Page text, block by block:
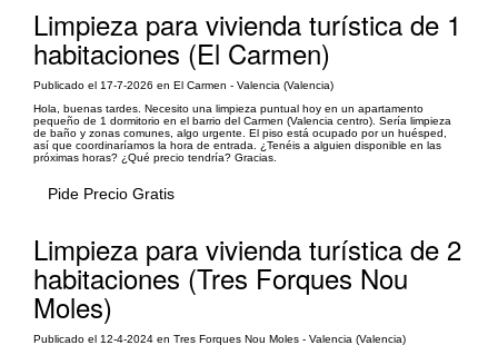
Limpieza para vivienda turística de 1
habitaciones (El Carmen)
Publicado el 17-7-2026 en El Carmen - Valencia (Valencia)
Hola, buenas tardes. Necesito una limpieza puntual hoy en un apartamento
pequeño de 1 dormitorio en el barrio del Carmen (Valencia centro). Sería limpieza
de baño y zonas comunes, algo urgente. El piso está ocupado por un huésped,
así que coordinaríamos la hora de entrada. ¿Tenéis a alguien disponible en las
próximas horas? ¿Qué precio tendría? Gracias.
Pide Precio Gratis
Limpieza para vivienda turística de 2
habitaciones (Tres Forques Nou
Moles)
Publicado el 12-4-2024 en Tres Forques Nou Moles - Valencia (Valencia)